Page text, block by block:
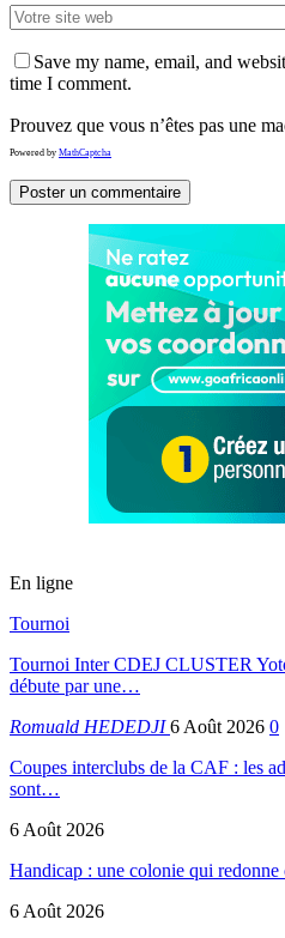
Save my name, email, and
time I comment.
Prouvez que vous n’êtes pas une
Powered by MathCaptcha
En ligne
Tournoi
Tournoi Inter CDEJ CLUSTER
débute par une…
Romuald HEDEDJI6 Août 2026 0
Coupes interclubs de la CAF : les
sont…
6 Août 2026
Handicap : une colonie qui redonne
6 Août 2026